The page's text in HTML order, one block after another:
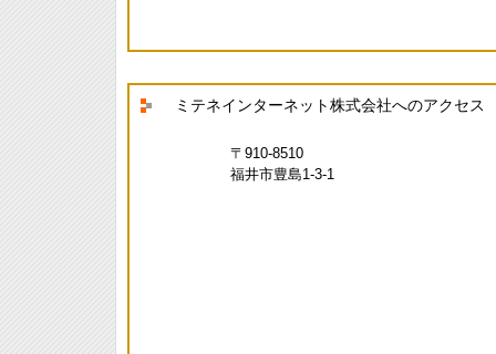
ミテネインターネット株式会社へのアクセス
〒910-8510
福井市豊島1-3-1